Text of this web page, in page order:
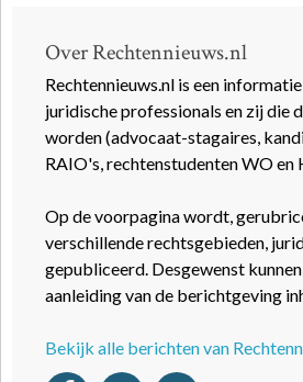
Over Rechtennieuws.nl
Rechtennieuws.nl is een
juridische professionals en zij die
worden (advocaat-stagaires,
RAIO's, rechtenstudenten WO en
Op de voorpagina wordt,
verschillende rechtsgebieden,
gepubliceerd. Desgewenst
aanleiding van de berichtgeving
Bekijk alle berichten van